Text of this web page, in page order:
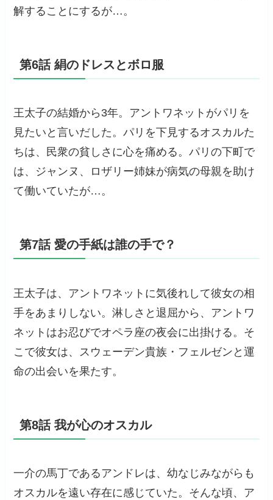
解することにするが…。
第6話 絹のドレスとボロ服
王太子の結婚から3年。アントワネットがパリを
見たいと言いだした。パリを下見するオスカルた
ちは、民衆の貧しさに心を痛める。パリの下町で
は、ジャンヌ、ロザリー姉妹が病気の母親を助け
て働いていたが…。
第7話 愛の手紙は誰の手で？
王太子は、アントワネットに気後れして彼女の相
手をあまりしない。淋しさと退屈から、アントワ
ネットはお忍びでオペラ座の夜会に出掛ける。そ
こで彼女は、スウェーデン貴族・フェルゼンと運
命の出会いを果たす。
第8話 我が心のオスカル
一介の馬丁であるアンドレは、幼なじみながらも
オスカルを遠い存在に感じていた。そんな頃、ア